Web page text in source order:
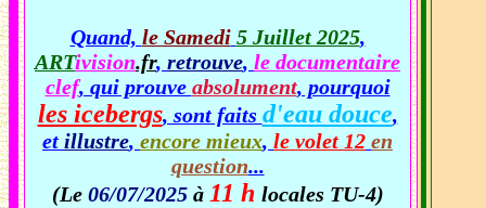
Quand, le Samedi 5 Juillet 2025,
ARTivision.fr, retrouve, le documentaire
clef, qui prouve absolument, pourquoi
les icebergs, sont faits d'eau douce,
et illustre, encore mieux, le volet 12 en
question...
(Le 06/07/2025à 11 h locales TU-4)